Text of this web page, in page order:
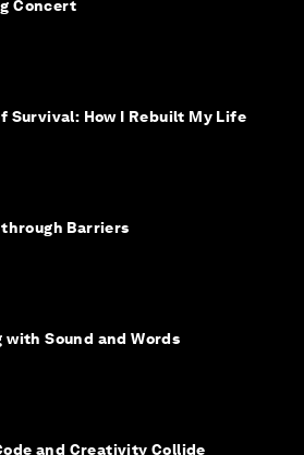
Concert
Survival: How I Rebuilt My Life
Barriers
with Sound and Words
and Creativity Collide